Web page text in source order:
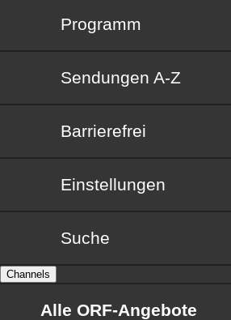
Programm
Sendungen von A bis Z
Sendungen A-Z
Barrierefrei
Barrierefrei
Einstellungen
Suche
Channels
Alle ORF-Angebote